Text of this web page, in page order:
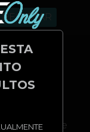
REGISTAR
é
termos. Ao
o assinante